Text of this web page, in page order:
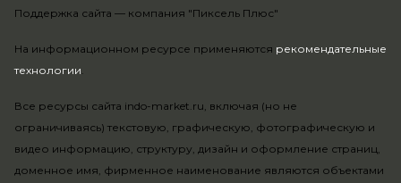
На информационном ресурсе применяются рекомендательные
технологии.
Все ресурсы сайта indo-market.ru, включая (но не
ограничиваясь) текстовую, графическую, фотографическую и
видео информацию, структуру, дизайн и оформление страниц,
доменное имя, фирменное наименование являются объектами
Поддержка сайта — компания "Пиксель Плюс"